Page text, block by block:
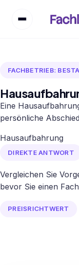
FACHBETRIEB:
Eine
persönliche
Hausaufbahrung
DIREKTE ANTWORT
Vergleichen Sie
bevor Sie einen
PREISRICHTWERT